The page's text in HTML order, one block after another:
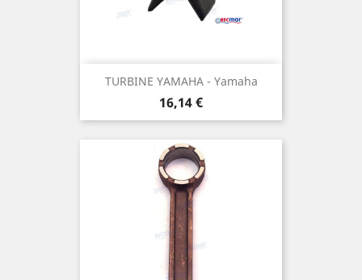
TURBINE YAMAHA - Yamaha
Prix
16,14 €